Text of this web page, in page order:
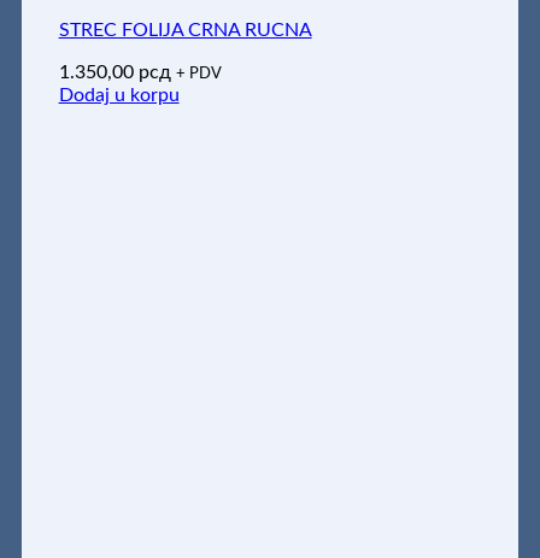
STREC FOLIJA CRNA RUCNA
1.350,00 рсд + PDV
Dodaj u korpu